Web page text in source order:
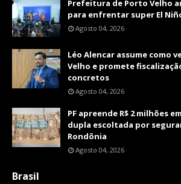
Prefeitura de Porto Velho
para enfrentar super El
Agosto 04, 2026
Léo Alencar assume como
Velho e promete
concretos
Agosto 04, 2026
PF apreende R$ 2 milhões
dupla escoltada por
Rondônia
Agosto 04, 2026
Brasil